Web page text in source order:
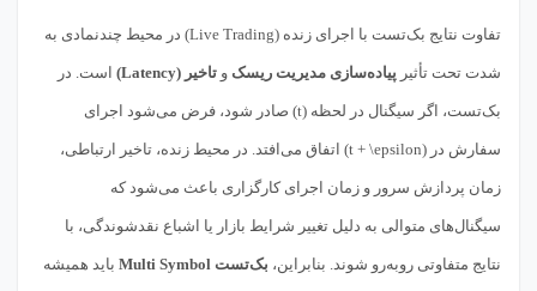
تفاوت نتایج بک‌تست با اجرای زنده (Live Trading) در محیط چندنمادی به
شدت تحت تأثیر پیاده‌سازی مدیریت ریسک و تاخیر (Latency) است. در
بک‌تست، اگر سیگنال در لحظه (t) صادر شود، فرض می‌شود اجرای
سفارش در (t + \epsilon) اتفاق می‌افتد. در محیط زنده، تاخیر ارتباطی،
زمان پردازش سرور و زمان اجرای کارگزاری باعث می‌شود که
سیگنال‌های متوالی به دلیل تغییر شرایط بازار یا اشباع نقدشوندگی، با
نتایج متفاوتی روبه‌رو شوند. بنابراین، بک‌تست Multi Symbol باید همیشه